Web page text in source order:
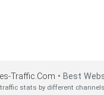
Traffic.Com • Best
stats by different